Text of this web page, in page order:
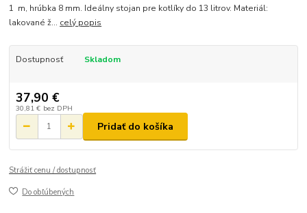
1 m, hrúbka 8 mm. Ideálny stojan pre kotlíky do 13 litrov. Materiál:
lakované ž... celý popis
Dostupnosť Skladom
37,90 €
30,81 € bez DPH
Pridať do košíka
Strážiť cenu / dostupnosť
Do obľúbených